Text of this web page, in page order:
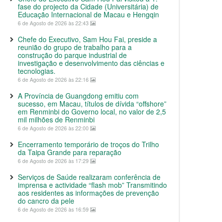
fase do projecto da Cidade (Universitária) de
Educação Internacional de Macau e Hengqin
6 de Agosto de 2026 às 22:43
Chefe do Executivo, Sam Hou Fai, preside a
reunião do grupo de trabalho para a
construção do parque industrial de
investigação e desenvolvimento das ciências e
tecnologias.
6 de Agosto de 2026 às 22:16
A Província de Guangdong emitiu com
sucesso, em Macau, títulos de dívida “offshore”
em Renminbi do Governo local, no valor de 2,5
mil milhões de Renminbi
6 de Agosto de 2026 às 22:00
Encerramento temporário de troços do Trilho
da Taipa Grande para reparação
6 de Agosto de 2026 às 17:29
Serviços de Saúde realizaram conferência de
imprensa e actividade “flash mob” Transmitindo
aos residentes as informações de prevenção
do cancro da pele
6 de Agosto de 2026 às 16:59